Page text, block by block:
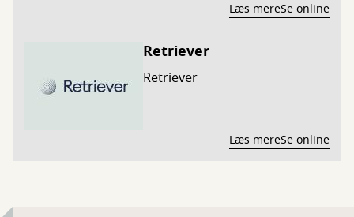
Læs mereSe online
Retriever
Retriever
Læs mereSe online